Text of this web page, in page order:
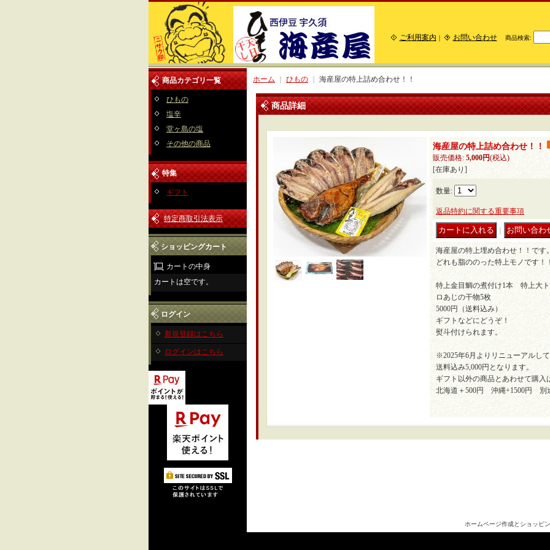
ご利用案内 ｜ お問い合わせ 商品検索:
商品カテゴリ一覧
ひもの
塩辛
堂ヶ島の塩
その他の商品
特集
ギフト
特定商取引法表示
ショッピングカート
カートの中身
カートは空です。
ログイン
新規登録はこちら
ログインはこちら
ホーム ひもの 海産屋の特上詰め合わせ！！
商品詳細
海産屋の特上詰め合わせ！！
販売価格: 5,000円(税込)
[在庫あり]
数量:
返品特約に関する重要事項
海産屋の特上埋め合わせ！！です
どれも脂ののった特上モノです！
特上金目鯛の煮付け1本 特上大
ロあじの干物5枚
5000円（送料込み）
ギフトなどにどうぞ！
熨斗付けられます。
※2025年6月よりリニューアルし
送料込み5,000円となります。
ギフト以外の商品とあわせて購入
北海道＋500円 沖縄+1500円 別
ホームページ作成とショッピ